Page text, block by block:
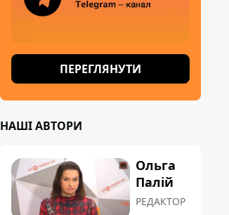
ПЕРЕГЛЯНУТИ
НАШІ АВТОРИ
Ольга
Палій
РЕДАКТОР